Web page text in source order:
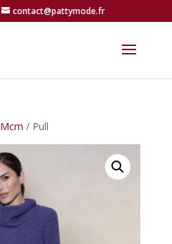
contact@pattymode.fr
Mcm / Pull